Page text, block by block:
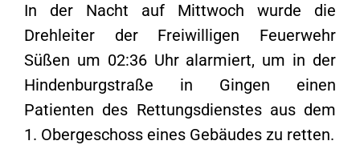
In der Nacht auf Mittwoch wurde die
Drehleiter der Freiwilligen Feuerwehr
Süßen um 02:36 Uhr alarmiert, um in der
Hindenburgstraße in Gingen einen
Patienten des Rettungsdienstes aus dem
1. Obergeschoss eines Gebäudes zu retten.